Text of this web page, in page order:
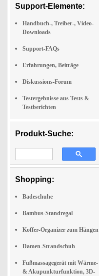
Support-Elemente:
Handbuch-, Treiber-, Video-
Downloads
Support-FAQs
Erfahrungen, Beiträge
Diskussions-Forum
Testergebnisse aus Tests &
Testberichten
Produkt-Suche:
Shopping:
Badeschuhe
Bambus-Standregal
Koffer-Organizer zum Hängen
Damen-Strandschuh
Fußmassagegerät mit Wärme-
& Akupunkturfunktion, 3D-